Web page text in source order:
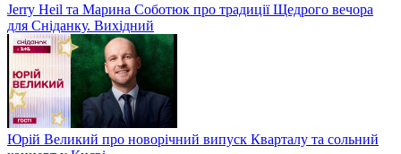
Jerry Heil та Марина Соботюк про традиції Щедрого вечора
для Сніданку. Вихідний
Юрій Великий про новорічний випуск Кварталу та сольний